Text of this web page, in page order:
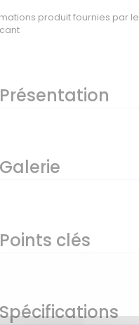
produit fournies par le
Présentation
Galerie
Points clés
Spécifications